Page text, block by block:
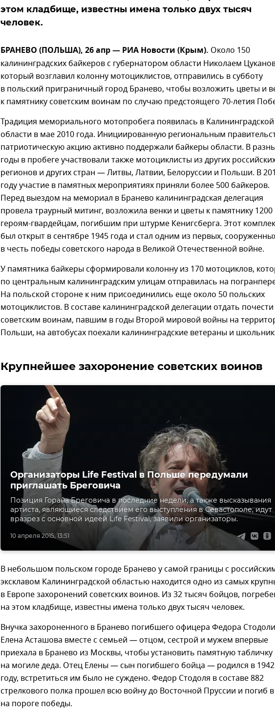
этом кладбище, известны имена только двух тысяч
человек.
БРАНЕВО (ПОЛЬША), 26 апр — РИА Новости (Крым). Около 150
калининградских байкеров с губернатором области Николаем
который возглавил колонну мотоциклистов, отправились в субботу
в польский приграничный город Бранево, чтобы возложить цветы и
к памятнику советским воинам по случаю предстоящего 70-летия
Традиция мемориального мотопробега появилась в Калининградской
области в мае 2010 года. Инициированную региональным
патриотическую акцию активно поддержали байкеры области. В
годы в пробеге участвовали также мотоциклисты из других
регионов и других стран — Литвы, Латвии, Белоруссии и Польши. В
году участие в памятных мероприятиях приняли более 500 байкеров.
Перед выездом на мемориал в Бранево калининградская делегация
провела траурный митинг, возложила венки и цветы к памятнику 1200
героям-гвардейцам, погибшим при штурме Кенигсберга. Этот
был открыт в сентябре 1945 года и стал одним из первых,
в честь победы советского народа в Великой Отечественной войне.
У памятника байкеры сформировали колонну из 170 мотоциклов,
по центральным калининградским улицам отправилась на
На польской стороне к ним присоединились еще около 50 польских
мотоциклистов. В составе калининградской делегации отдать почести
советским воинам, павшим в годы Второй мировой войны на
Польши, на автобусах поехали калининградские ветераны и
Крупнейшее захоронение советских воинов
10 апреля 2015, 13:51
Организаторы Life Festival в Польше передумали
приглашать Бреговича
Позиция Горана Бреговича в последние недели, а также высказывания
артиста, являющиеся следствием его выступления в Севастополе, идут
вразрез с основной идеей Life Festival, заявили организаторы.
В небольшом польском городе Бранево у самой границы с
эксклавом Калининградской областью находится одно из самых
в Европе захоронений советских воинов. Из 32 тысяч бойцов,
на этом кладбище, известны имена только двух тысяч человек.
Внучка захороненного в Бранево погибшего офицера Федора Стодоли
Елена Асташова вместе с семьей — отцом, сестрой и мужем впервые
приехала в Бранево из Москвы, чтобы установить памятную табличку
на могиле деда. Отец Елены — сын погибшего бойца — родился в 1942
году, встретиться им было не суждено. Федор Стодоля в составе 882
стрелкового полка прошел всю войну до Восточной Пруссии и погиб
на пороге победы.